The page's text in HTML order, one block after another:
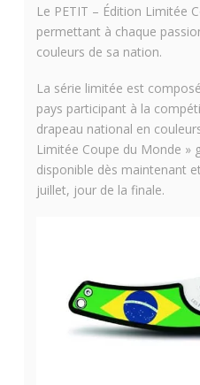
Le PETIT – Édition Limitée
permettant à chaque
couleurs de sa nation.
La série limitée est
pays participant à la
drapeau national en
Limitée Coupe du Monde »
disponible dès maintenant
juillet, jour de la finale.